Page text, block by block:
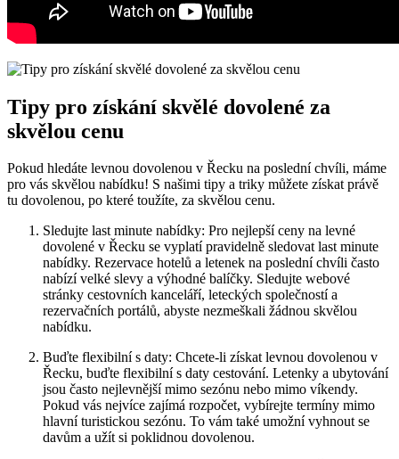
Tipy pro získání skvělé dovolené za
skvělou cenu
Pokud hledáte levnou dovolenou v Řecku na poslední chvíli, máme
pro vás skvělou nabídku! S našimi tipy a triky můžete získat právě
tu dovolenou, po které toužíte, za skvělou cenu.
Sledujte last minute nabídky: Pro nejlepší ceny na levné
dovolené v Řecku se vyplatí pravidelně sledovat last minute
nabídky. Rezervace hotelů a letenek na poslední chvíli často
nabízí velké slevy a výhodné balíčky. Sledujte webové
stránky cestovních kanceláří, leteckých společností a
rezervačních portálů, abyste nezmeškali žádnou skvělou
nabídku.
Buďte flexibilní s daty: Chcete-li získat levnou dovolenou v
Řecku, buďte flexibilní s daty cestování. Letenky a ubytování
jsou často nejlevnější mimo sezónu nebo mimo víkendy.
Pokud vás nejvíce zajímá rozpočet, vybírejte termíny mimo
hlavní turistickou sezónu. To vám také umožní vyhnout se
davům a užít si poklidnou dovolenou.